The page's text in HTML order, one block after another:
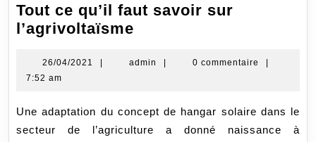
Tout ce qu’il faut savoir sur
l’agrivoltaïsme
qu’il
sur
l’agrivoltaïsme
26/04/2021 26/04/2021
| admin admin
| 0 commentaire
|
7:52 am
Une adaptation du concept de hangar solaire dans le
secteur de l’agriculture a donné naissance à